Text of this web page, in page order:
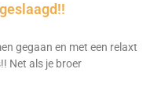
gegaan en met een relaxt
Net als je broer